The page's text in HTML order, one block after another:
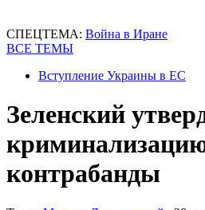
СПЕЦТЕМА: Война в Иране
ВСЕ ТЕМЫ
Вступление Украины в ЕС
Зеленский
контрабанды